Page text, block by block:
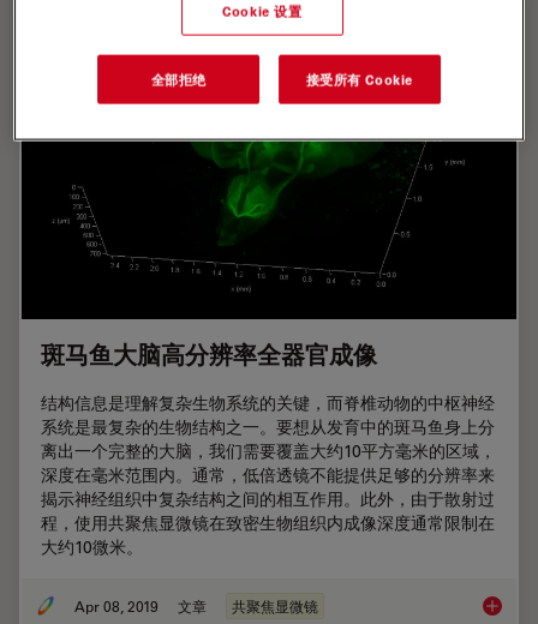
斑马鱼大脑高分辨率全器官成像
结构信息是理解复杂生物系统的关键，而脊椎动物的中枢神经
系统是最复杂的生物结构之一。要想从发育中的斑马鱼身上分
离出一个完整的大脑，我们需要覆盖大约10平方毫米的区域，
深度在毫米范围内。通常，低倍透镜不能提供足够的分辨率来
揭示神经组织中复杂结构之间的相互作用。此外，由于散射过
程，使用共聚焦显微镜在致密生物组织内成像深度通常限制在
大约10微米。
Apr 08, 2019 文章 共聚焦显微镜 斑马鱼
Cookie 设置
全部拒绝 接受所有 Cookie